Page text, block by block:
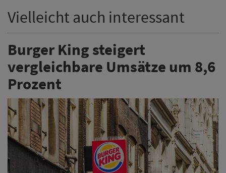
Vielleicht auch interessant
Burger King steigert
vergleichbare Umsätze um 8,6
Prozent